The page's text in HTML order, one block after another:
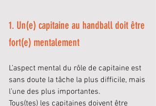
1. Un(e) capitaine au handball doit être
fort(e) mentalement
L’aspect mental du rôle de capitaine est
sans doute la tâche la plus difficile, mais
l’une des plus importantes.
Tous(tes) les capitaines doivent être